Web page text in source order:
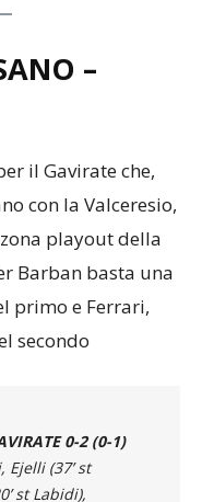
–
il Gavirate che,
con la Valceresio,
playout della
primo e Ferrari,
secondo
0-2 (0-1)
Ejelli (37’ st